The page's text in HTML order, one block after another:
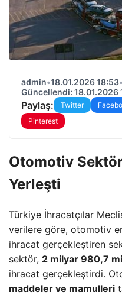
admin•18.01.2026 18:53•
Güncellendi: 18.01.2026
Paylaş: Twitter
Pinterest
Otomotiv
Yerleşti
Türkiye İhracatçılar
verilere göre, otomotiv
ihracat gerçekleştiren
sektör, 2 milyar 980,7
ihracat gerçekleştirdi.
maddeler ve mamulleri